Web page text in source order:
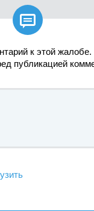

к этой
публикацией